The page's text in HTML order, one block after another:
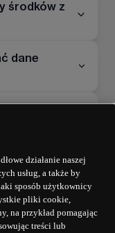
środków z
dane
środków?
działanie naszej
usług, a także by
sposób użytkownicy
pliki cookie,
na przykład pomagając
treści lub